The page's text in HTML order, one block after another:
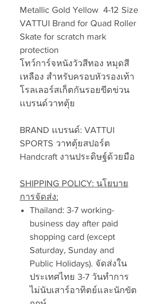
Metallic Gold Yellow 4-12 Size
VATTUI Brand for Quad Roller
Skate for scratch mark
protection
โทว์การ์จหนังวัวสีทอง หมุดสี
เหลือง สำหรับครอบหัวรองเท้า
โรลเลอร์สเก็ตกันรอยขีดข่วน
เเบรนด์วาทตุ้ย
BRAND เเบรนด์: VATTUI
SPORTS วาทตุ้ยสปอร์ต
Handcraft งานประดิษฐ์ด้วยมือ
SHIPPING POLICY: นโยบาย
การจัดส่ง:
Thailand: 3-7 working-
business day after paid
shopping card (except
Saturday, Sunday and
Public Holidays). จัดส่งใน
ประเทศไทย 3-7 วันทำการ
ไม่นับเสาร์อาทิตย์และนักขัต